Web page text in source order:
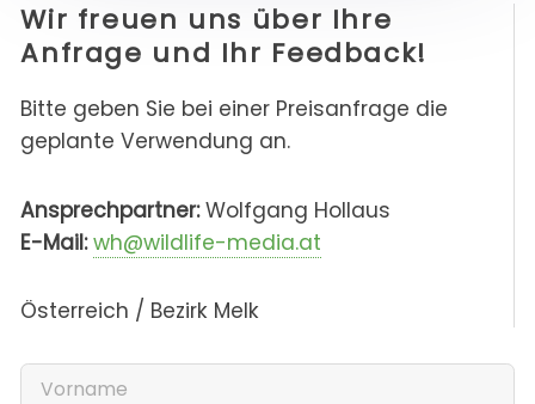
Wir freuen uns über Ihre
Anfrage und Ihr Feedback!
Bitte geben Sie bei einer Preisanfrage die
geplante Verwendung an.
Ansprechpartner:Wolfgang Hollaus
E-Mail: wh@wildlife-media.at
Österreich / Bezirk Melk